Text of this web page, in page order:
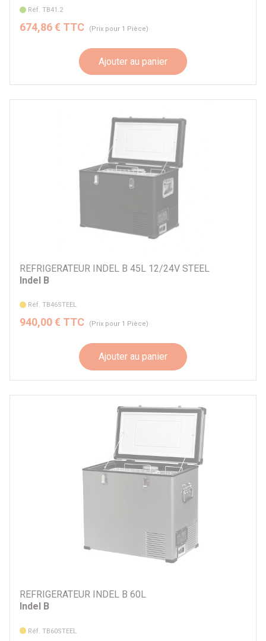
Réf. TB41.2
674,86 € TTC (Prix pour 1 Pièce)
Ajouter au panier
REFRIGERATEUR INDEL B 45L 12/24V STEEL
Indel B
Réf. TB46STEEL
940,00 € TTC (Prix pour 1 Pièce)
Ajouter au panier
REFRIGERATEUR INDEL B 60L
Indel B
Réf. TB60STEEL
Volume du réfrigérateur
10 à 19 litres
20 à 29 litres
70 à 79 litres
80 à 89 litres